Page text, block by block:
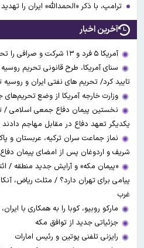
ترامپ، با ذکر «الحمدالله» ایران را
آخرین اخبار
آمریکا ۵ فرد و ۱۳ شرکت و صرافی را تحریم کرد+اسامی
سنای آمریکا، طرح قانونی تحریم روسیه
تایید کرد/ تحریم های نفتی ایران و
وزارت خارجه آمریکا از وضع تحریم‌های
نخستین پیمان دفاع جمعی اسلامی /
یکدیگر تعهد دفاع در مقابل مهاجم دادند
نماز جماعت سران ترکیه، عربستان و
شریف و اردوغان پس از امضای پیمان
«پیمان مکه» و آرایش جدید منطقه /
پیامی برای تهران دارد؟ / مثلث ریاض،
غرب
مارکو روبیو، کوبا را به همکاری با
جزئیاتی جدید از توافق مکه
رایزنی تلفنی پوتین و رئیس امارات